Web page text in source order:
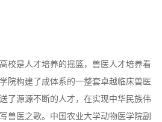
校是人才培养的摇篮，兽医人才培养看
院构建了成体系的一整套卓越临床兽医
了源源不断的人才，在实现中华民族伟
兽医之歌。中国农业大学动物医学院副